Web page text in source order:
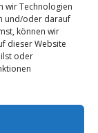
wir Technologien
und/oder darauf
können wir
dieser Website
oder